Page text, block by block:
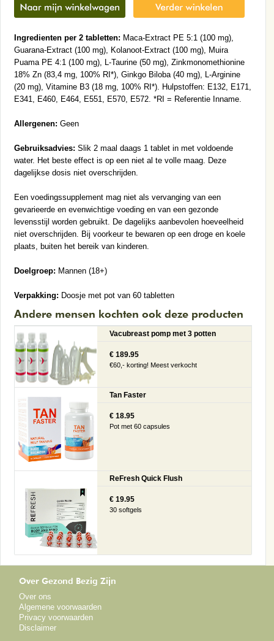
Ingredienten per 2 tabletten: Maca-Extract PE 5:1 (100 mg),
Guarana-Extract (100 mg), Kolanoot-Extract (100 mg), Muira
Puama PE 4:1 (100 mg), L-Taurine (50 mg), Zinkmonomethionine
18% Zn (83,4 mg, 100% RI*), Ginkgo Biloba (40 mg), L-Arginine
(20 mg), Vitamine B3 (18 mg, 100% RI*). Hulpstoffen: E132, E171,
E341, E460, E464, E551, E570, E572. *RI = Referentie Inname.
Allergenen: Geen
Gebruiksadvies: Slik 2 maal daags 1 tablet in met voldoende
water. Het beste effect is op een niet al te volle maag. Deze
dagelijkse dosis niet overschrijden.
Een voedingssupplement mag niet als vervanging van een
gevarieerde en evenwichtige voeding en van een gezonde
levensstijl worden gebruikt. De dagelijks aanbevolen hoeveelheid
niet overschrijden. Bij voorkeur te bewaren op een droge en koele
plaats, buiten het bereik van kinderen.
Doelgroep: Mannen (18+)
Verpakking: Doosje met pot van 60 tabletten
Andere mensen kochten ook deze producten
Vacubreast pomp met 3 potten
€ 189.95
€60,- korting! Meest verkocht
Tan Faster
€ 18.95
Pot met 60 capsules
ReFresh Quick Flush
€ 19.95
30 softgels
Over Gezond Bezig Zijn
Over ons
Algemene voorwaarden
Privacy voorwaarden
Disclaimer